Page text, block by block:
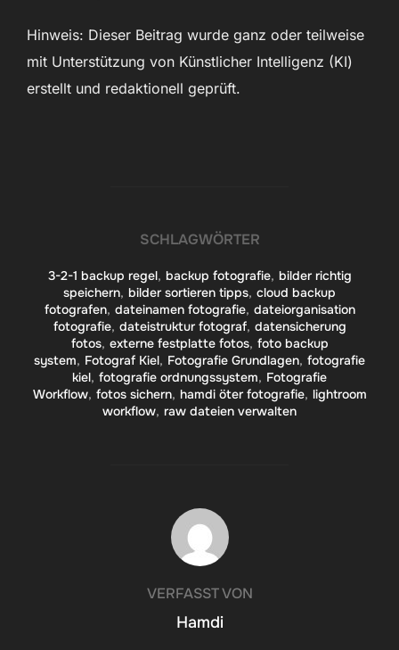
Hinweis: Dieser Beitrag wurde ganz oder teilweise
mit Unterstützung von Künstlicher Intelligenz (KI)
erstellt und redaktionell geprüft.
SCHLAGWÖRTER
3-2-1 backup regel, backup fotografie, bilder richtig
speichern, bilder sortieren tipps, cloud backup
fotografen, dateinamen fotografie, dateiorganisation
fotografie, dateistruktur fotograf, datensicherung
fotos, externe festplatte fotos, foto backup
system, Fotograf Kiel, Fotografie Grundlagen, fotografie
kiel, fotografie ordnungssystem, Fotografie
Workflow, fotos sichern, hamdi öter fotografie, lightroom
workflow, raw dateien verwalten
BEITRAGSAUTOR
VERFASST VON
Hamdi